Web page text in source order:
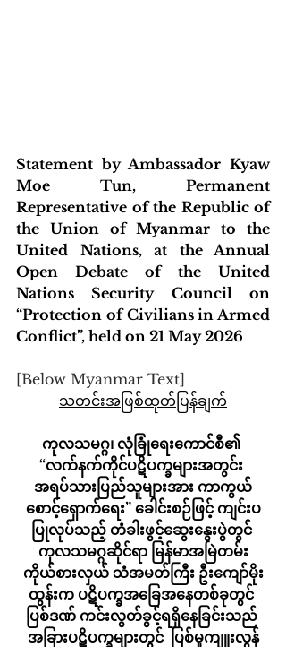
Statement by Ambassador Kyaw
Moe Tun, Permanent
Representative of the Republic of
the Union of Myanmar to the
United Nations, at the Annual
Open Debate of the United
Nations Security Council on
“Protection of Civilians in Armed
Conflict”, held on 21 May 2026
[Below Myanmar Text]
သတင်းအဖြစ်ထုတ်ပြန်ချက်
ကုလသမဂ္ဂ၊ လုံခြုံရေးကောင်စီ၏
“လက်နက်ကိုင်ပဋိပက္ခများအတွင်း
အရပ်သားပြည်သူများအား ကာကွယ်
စောင့်ရှောက်ရေး” ခေါင်းစဉ်ဖြင့် ကျင်းပ
ပြုလုပ်သည့် တံခါးဖွင့်ဆွေးနွေးပွဲတွင်
ကုလသမဂ္ဂဆိုင်ရာ မြန်မာအမြဲတမ်း
ကိုယ်စားလှယ် သံအမတ်ကြီး ဦးကျော်မိုး
ထွန်းက ပဋိပက္ခအခြေအနေတစ်ခုတွင်
ပြစ်ဒဏ် ကင်းလွတ်ခွင့်ရရှိနေခြင်းသည်
အခြားပဋိပက္ခများတွင်  ပြစ်မှုကျူးလွန်